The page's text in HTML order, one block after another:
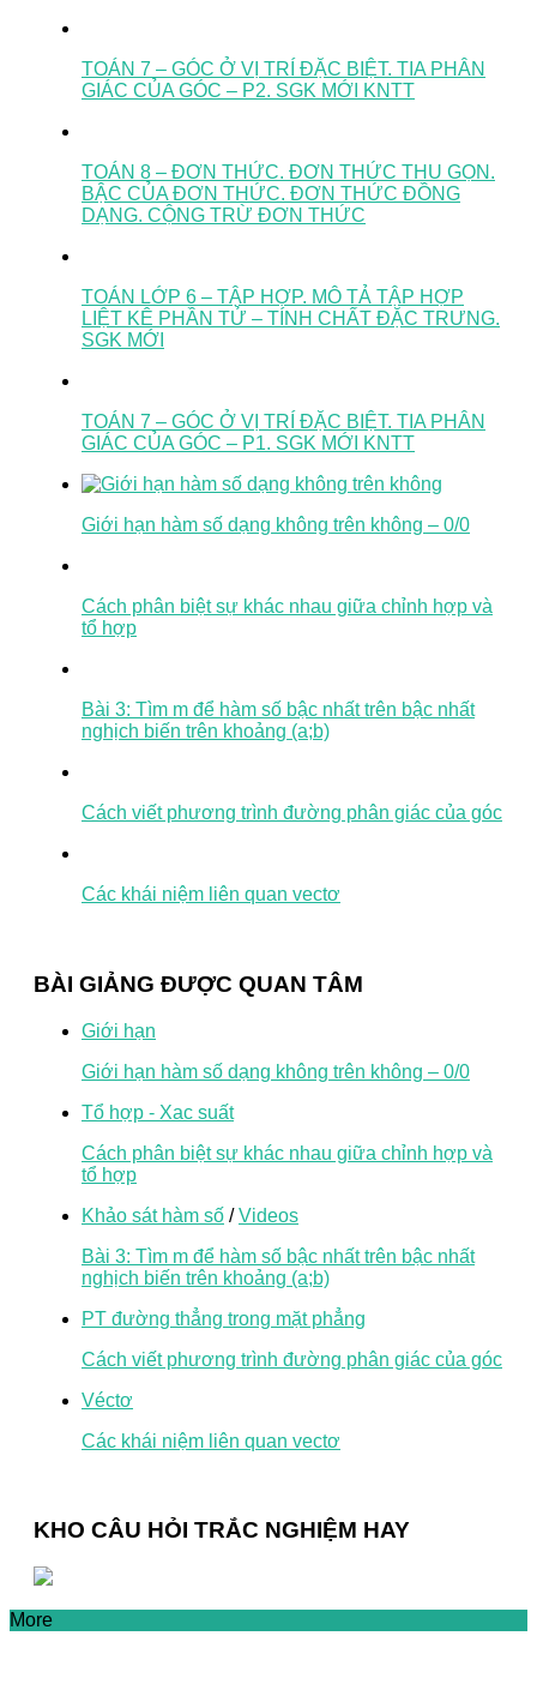
TOÁN 7 – GÓC Ở VỊ TRÍ ĐẶC BIỆT. TIA PHÂN
GIÁC CỦA GÓC – P2. SGK MỚI KNTT
TOÁN 8 – ĐƠN THỨC. ĐƠN THỨC THU GỌN.
BẬC CỦA ĐƠN THỨC. ĐƠN THỨC ĐỒNG
DẠNG. CỘNG TRỪ ĐƠN THỨC
TOÁN LỚP 6 – TẬP HỢP. MÔ TẢ TẬP HỢP
LIỆT KÊ PHẦN TỬ – TÍNH CHẤT ĐẶC TRƯNG.
SGK MỚI
TOÁN 7 – GÓC Ở VỊ TRÍ ĐẶC BIỆT. TIA PHÂN
GIÁC CỦA GÓC – P1. SGK MỚI KNTT
Giới hạn hàm số dạng không trên không – 0/0
Cách phân biệt sự khác nhau giữa chỉnh hợp và
tổ hợp
Bài 3: Tìm m để hàm số bậc nhất trên bậc nhất
nghịch biến trên khoảng (a;b)
Cách viết phương trình đường phân giác của góc
Các khái niệm liên quan vectơ
BÀI GIẢNG ĐƯỢC QUAN TÂM
Giới hạn
Giới hạn hàm số dạng không trên không – 0/0
Tổ hợp - Xac suất
Cách phân biệt sự khác nhau giữa chỉnh hợp và
tổ hợp
Khảo sát hàm số /Videos
Bài 3: Tìm m để hàm số bậc nhất trên bậc nhất
nghịch biến trên khoảng (a;b)
PT đường thẳng trong mặt phẳng
Cách viết phương trình đường phân giác của góc
Véctơ
Các khái niệm liên quan vectơ
KHO CÂU HỎI TRẮC NGHIỆM HAY
More